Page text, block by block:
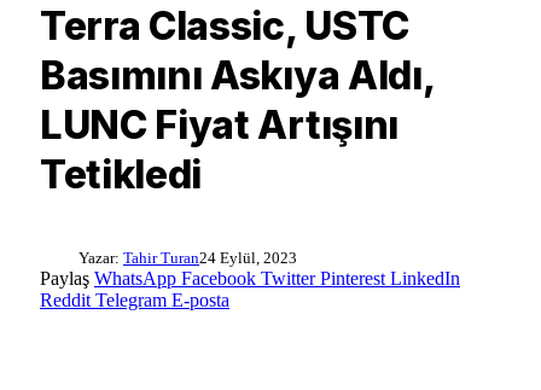
Terra Classic, USTC
Basımını Askıya Aldı,
LUNC Fiyat Artışını
Tetikledi
Yazar: Tahir Turan24 Eylül, 2023
Paylaş WhatsApp Facebook Twitter Pinterest LinkedIn
Reddit Telegram E-posta